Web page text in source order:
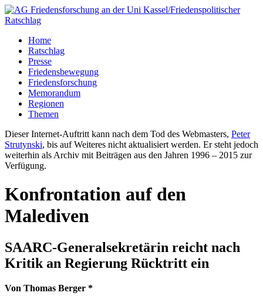
Home
Ratschlag
Presse
Friedensbewegung
Friedensforschung
Memorandum
Regionen
Themen
Dieser Internet-Auftritt kann nach dem Tod des Webmasters, Peter
Strutynski, bis auf Weiteres nicht aktualisiert werden. Er steht jedoch
weiterhin als Archiv mit Beiträgen aus den Jahren 1996 – 2015 zur
Verfügung.
Konfrontation auf den
Malediven
SAARC-Generalsekretärin reicht nach
Kritik an Regierung Rücktritt ein
Von Thomas Berger *